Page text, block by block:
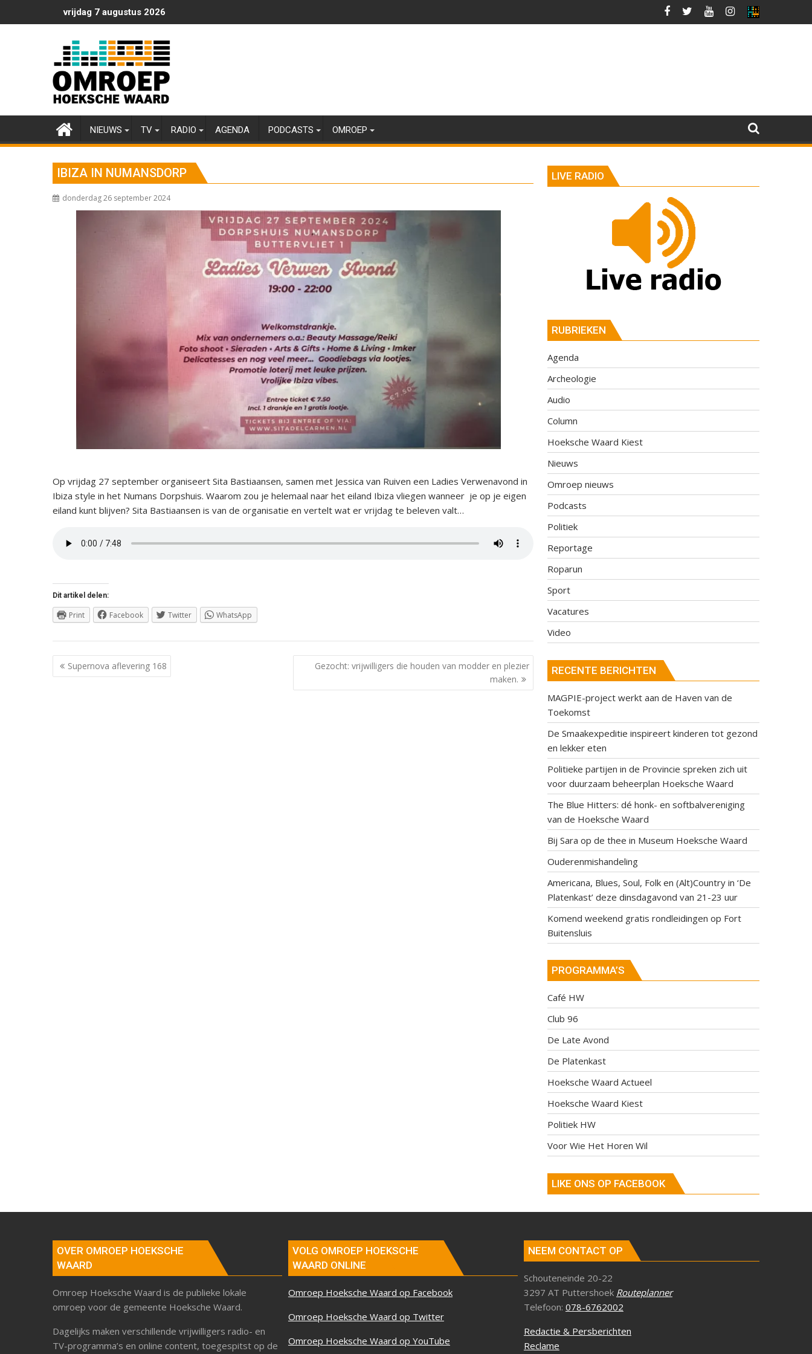
naar
vrijdag 7 augustus 2026
NIEUWS TV RADIO AGENDA PODCASTS OMROEP
IBIZA IN NUMANSDORP
donderdag 26 september 2024
Op vrijdag 27 september organiseert Sita Bastiaansen, samen met Jessica van Ruiven een Ladies Verwenavond in
Ibiza style in het Numans Dorpshuis. Waarom zou je helemaal naar het eiland Ibiza vliegen wanneer je op je eigen
eiland kunt blijven? Sita Bastiaansen is van de organisatie en vertelt wat er vrijdag te beleven valt…
Dit artikel delen:
Print Facebook Twitter WhatsApp
Berichtnavigatie
Supernova aflevering 168
Gezocht: vrijwilligers die houden van modder en plezier
maken.
LIVE RADIO
RUBRIEKEN
Agenda
Archeologie
Audio
Column
Hoeksche Waard Kiest
Nieuws
Omroep nieuws
Podcasts
Politiek
Reportage
Roparun
Sport
Vacatures
Video
RECENTE BERICHTEN
MAGPIE-project werkt aan de Haven van de
Toekomst
De Smaakexpeditie inspireert kinderen tot gezond
en lekker eten
Politieke partijen in de Provincie spreken zich uit
voor duurzaam beheerplan Hoeksche Waard
The Blue Hitters: dé honk- en softbalvereniging
van de Hoeksche Waard
Bij Sara op de thee in Museum Hoeksche Waard
Ouderenmishandeling
Americana, Blues, Soul, Folk en (Alt)Country in ‘De
Platenkast’ deze dinsdagavond van 21-23 uur
Komend weekend gratis rondleidingen op Fort
Buitensluis
PROGRAMMA’S
Café HW
Club 96
De Late Avond
De Platenkast
Hoeksche Waard Actueel
Hoeksche Waard Kiest
Politiek HW
Voor Wie Het Horen Wil
LIKE ONS OP FACEBOOK
OVER OMROEP HOEKSCHE
WAARD
Omroep Hoeksche Waard is de publieke lokale
omroep voor de gemeente Hoeksche Waard.
Dagelijks maken verschillende vrijwilligers radio- en
TV-programma’s en online content, toegespitst op de
VOLG OMROEP HOEKSCHE
WAARD ONLINE
Omroep Hoeksche Waard op Facebook
Omroep Hoeksche Waard op Twitter
Omroep Hoeksche Waard op YouTube
NEEM CONTACT OP
Schouteneinde 20-22
3297 AT Puttershoek Routeplanner
Telefoon: 078-6762002
Redactie & Persberichten
Reclame